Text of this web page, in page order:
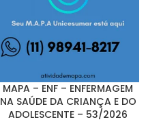
MAPA – ENF – ENFERMAGEM
NA SAÚDE DA CRIANÇA E DO
ADOLESCENTE – 53/2026